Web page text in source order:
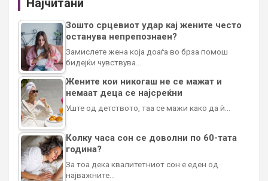
Најчитани
Зошто срцевиот удар кај жените често
останува непрепознаен?
Замислете жена која доаѓа во брза помош
бидејќи чувствува…
Жените кои никогаш не се мажат и
немаат деца се најсреќни
Уште од детството, таа се мажи како да ѝ…
Колку часа сон се доволни по 60-тата
година?
За тоа дека квалитетниот сон е еден од
најважните…